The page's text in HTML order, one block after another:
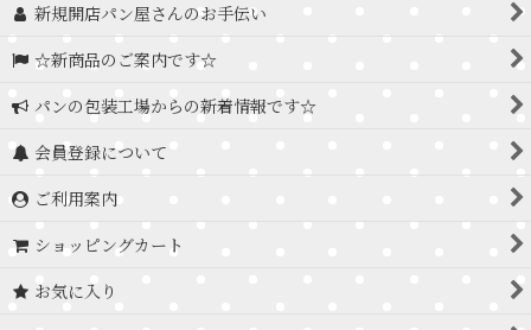
新規開店パン屋さんのお手伝い
☆新商品のご案内です☆
パンの包装工場からの新着情報です☆
会員登録について
ご利用案内
ショッピングカート
お気に入り